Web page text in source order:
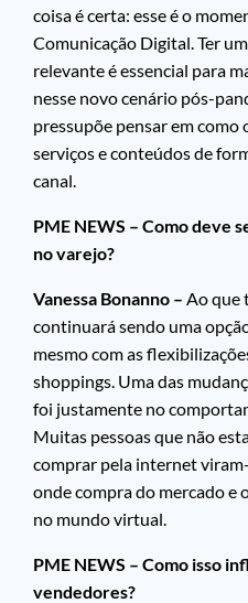
coisa é certa: esse é o
Comunicação Digital. Ter
relevante é essencial para
nesse novo cenário pós-
pressupõe pensar em como
serviços e conteúdos de
canal.
PME NEWS – Como deve
no varejo?
Vanessa Bonanno – Ao que
continuará sendo uma
mesmo com as
shoppings. Uma das
foi justamente no
Muitas pessoas que não
comprar pela internet
onde compra do mercado e
no mundo virtual.
PME NEWS – Como isso
vendedores?